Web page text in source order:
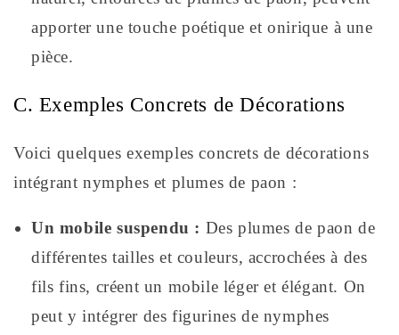
apporter une touche poétique et onirique à une
pièce.
C. Exemples Concrets de Décorations
Voici quelques exemples concrets de décorations
intégrant nymphes et plumes de paon :
Un mobile suspendu : Des plumes de paon de
différentes tailles et couleurs, accrochées à des
fils fins, créent un mobile léger et élégant. On
peut y intégrer des figurines de nymphes